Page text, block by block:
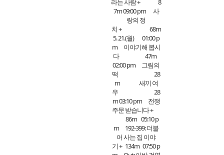
라는 사람 + 8
7m 09:00 pm 사
랑의 정
치 + 68m
5. 21.(월) 01:00 p
m 이야기해 봅시
다 47m
02:00 pm 그림의
떡 28
m 새끼 여
우 28
m 03:10 pm 전쟁
주문 받습니다 +
86m 05:10 p
m 192-399: 더불
어 사는 집 이야
기 + 134m 07:50 p